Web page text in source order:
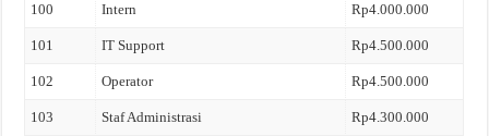
100 Intern Rp4.000.000
101 IT Support Rp4.500.000
102 Operator Rp4.500.000
103 Staf Administrasi Rp4.300.000